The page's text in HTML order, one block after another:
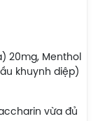
20mg, Menthol
khuynh diệp)
vừa đủ